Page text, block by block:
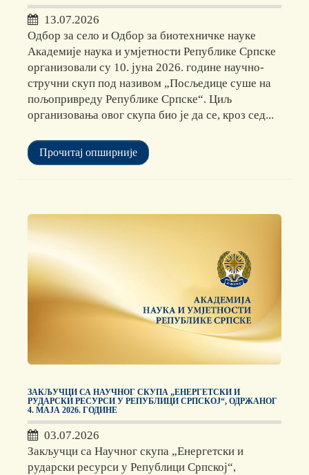
13.07.2026
Одбор за село и Одбор за биотехничке науке
Академије наука и умјетности Републике Српске
организовали су 10. јуна 2026. године научно-
стручни скуп под називом „Посљедице суше на
пољопривреду Републике Српске“. Циљ
организовања овог скупа био је да се, кроз сед...
Прочитај опширније
ЗАКЉУЧЦИ СА НАУЧНОГ СКУПА „ЕНЕРГЕТСКИ И
РУДАРСКИ РЕСУРСИ У РЕПУБЛИЦИ СРПСКОЈ“, ОДРЖАНОГ
4. МАЈА 2026. ГОДИНЕ
03.07.2026
Закључци са Научног скупа „Енергетски и
рударски ресурси у Републици Српској“,